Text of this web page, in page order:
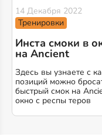
14 Декабря 2022
Тренировки
Инста смоки в
на Ancient
Здесь вы узнаете с
позиций можно
быстрый смок на
окно с респы теров